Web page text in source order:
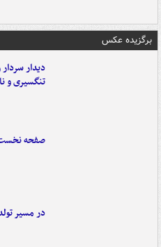
برگزیده عکس
دیدار
تنگسیری و
صفحه نخست
در مسیر